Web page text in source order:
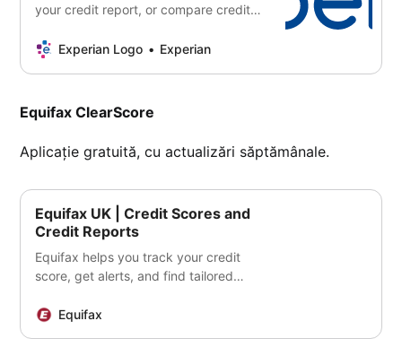
your credit report, or compare credit
Experian UK.
Experian Logo Experian
Equifax ClearScore
Aplicație gratuită, cu actualizări săptămânale.
Equifax UK | Credit Scores and
Credit Reports
Equifax helps you track your credit
score, get alerts, and find tailored
control of your financial health.
Equifax